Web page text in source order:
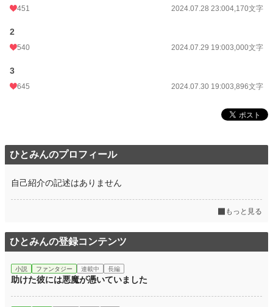
小説
恋愛
お気に入り
24h.ポイント
初回完結日時 2024.07.30 19:16
週間ポイント 353 pt (17,864 位)
月間ポイント 1,834 pt (16,857 位)
累計ポイント 170,387 pt (22,148 位)
451 2024.07.28 23:004,170文字
2
540 2024.07.29 19:003,000文字
3
645 2024.07.30 19:003,896文字
ひとみんのプロフィール
自己紹介の記述はありません
もっと見る
ひとみんの登録コンテンツ
小説 ファンタジー 連載中 長編
助けた彼には悪魔が憑いていました